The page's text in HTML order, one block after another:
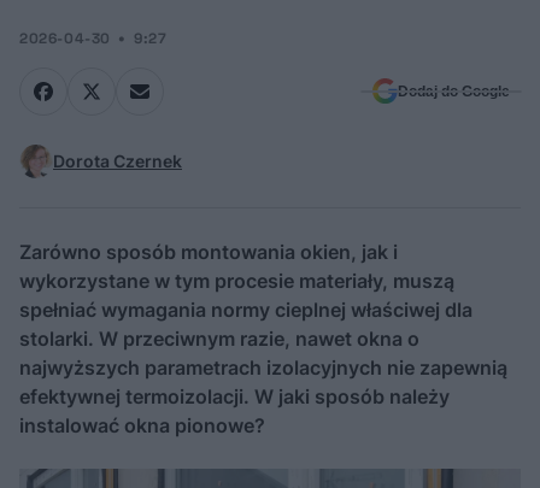
2026-04-30 9:27
Dodaj do Google
Dorota Czernek
Zarówno sposób montowania okien, jak i
wykorzystane w tym procesie materiały, muszą
spełniać wymagania normy cieplnej właściwej dla
stolarki. W przeciwnym razie, nawet okna o
najwyższych parametrach izolacyjnych nie zapewnią
efektywnej termoizolacji. W jaki sposób należy
instalować okna pionowe?